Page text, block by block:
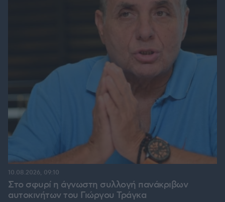
Στο σφυρί η άγνωστη συλλογή πανάκριβων
αυτοκινήτων του Γιώργου Τράγκα
10.08.2026, 09:10